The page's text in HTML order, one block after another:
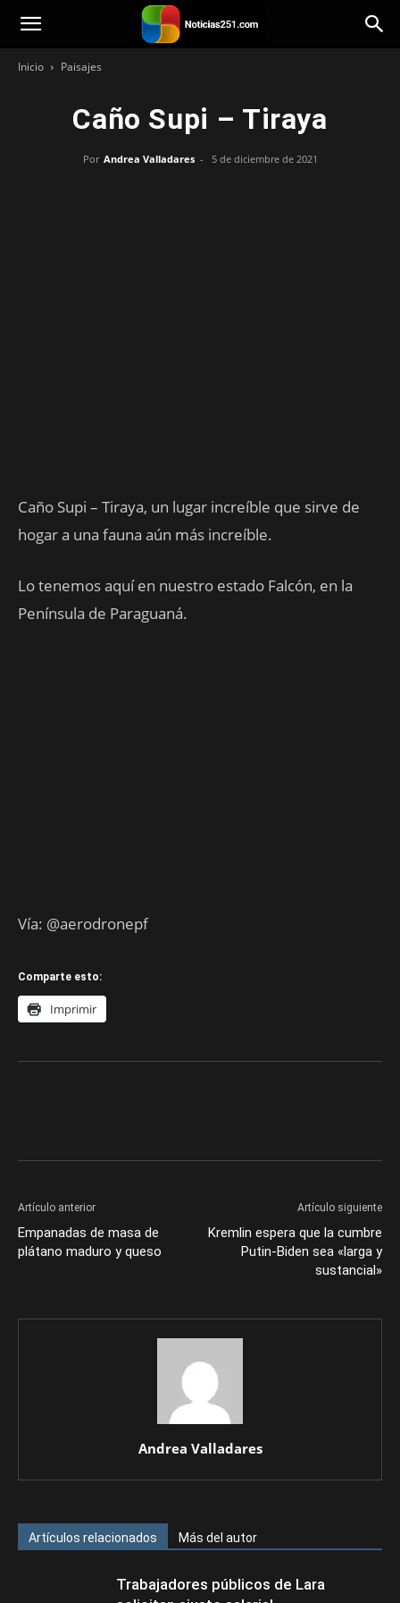
Noticias251
Inicio Paisajes
Caño Supi – Tiraya
Por Andrea Valladares - 5 de diciembre de 2021
Caño Supi – Tiraya, un lugar increíble que sirve de
hogar a una fauna aún más increíble.
Lo tenemos aquí en nuestro estado Falcón, en la
Península de Paraguaná.
Vía: @aerodronepf
Comparte esto:
Imprimir
Artículo anterior
Empanadas de masa de
plátano maduro y queso⁠
Artículo siguiente
Kremlin espera que la cumbre
Putin-Biden sea «larga y
sustancial»
Andrea Valladares
Artículos relacionados Más del autor
Trabajadores públicos de Lara